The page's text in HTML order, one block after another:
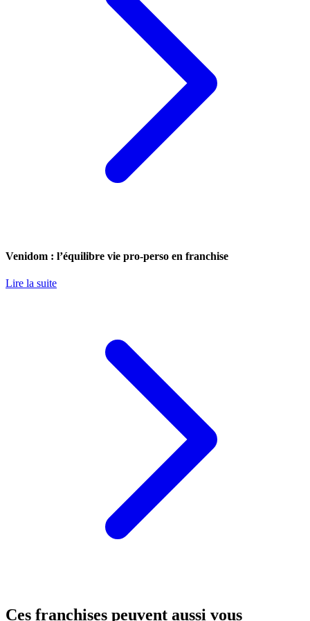
Venidom : l’équilibre vie pro-perso en franchise
Lire la suite
Ces franchises peuvent aussi vous